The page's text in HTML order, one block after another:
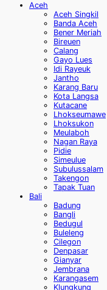
Aceh
Aceh Singkil
Banda Aceh
Bener Meriah
Bireuen
Calang
Gayo Lues
Idi Rayeuk
Jantho
Karang Baru
Kota Langsa
Kutacane
Lhokseumawe
Lhoksukon
Meulaboh
Nagan Raya
Pidie
Simeulue
Subulussalam
Takengon
Tapak Tuan
Bali
Badung
Bangli
Bedugul
Buleleng
Cilegon
Denpasar
Gianyar
Jembrana
Karangasem
Klungkung